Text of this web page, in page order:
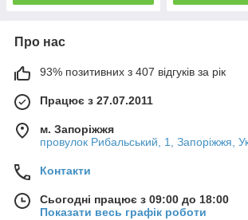
Про нас
93% позитивних з 407 відгуків за рік
Працює з 27.07.2011
м. Запоріжжя
провулок Рибальський, 1, Запоріжжя,
Контакти
Сьогодні працює з 09:00 до 18:00
Показати весь графік роботи